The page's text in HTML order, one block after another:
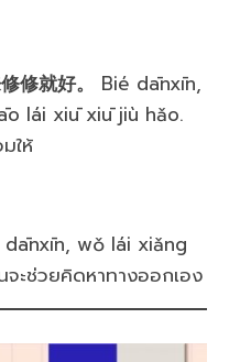
修就好。
Bié dānxīn,
lái xiū xiū jiù hǎo.
ให้
dānxīn, wǒ lái xiǎng
ะช่วยคิดหาทางออกเอง